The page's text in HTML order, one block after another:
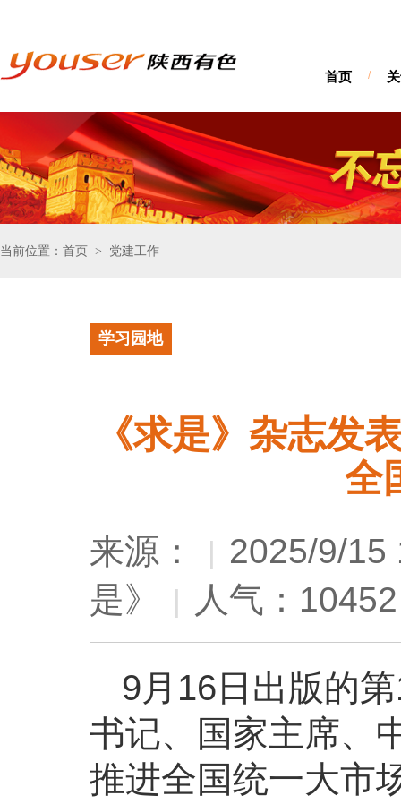
首页 /
当前位置：首页 > 党建工作
学习园地
《求是》杂志发
全
来源： | 2025/9/15
是》
| 人气：10452
9月16日出版的
书记、国家主席、
推进全国统一大市